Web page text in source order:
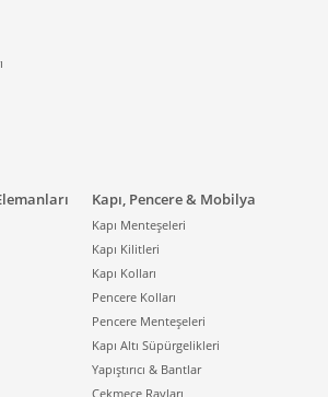
Kapı, Pencere & Mobilya
Kapı Menteşeleri
Kapı Kilitleri
Kapı Kolları
Pencere Kolları
Pencere Menteşeleri
Kapı Altı Süpürgelikleri
Yapıştırıcı & Bantlar
Çekmece Rayları